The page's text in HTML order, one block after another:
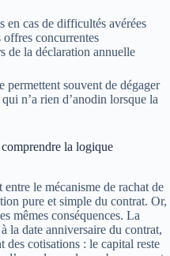
en cas de difficultés avérées
offres concurrentes
de la déclaration annuelle
permettent souvent de dégager
n’a rien d’anodin lorsque la
la logique
le mécanisme de rachat de
pure et simple du contrat. Or,
mêmes conséquences. La
la date anniversaire du contrat,
des cotisations : le capital reste